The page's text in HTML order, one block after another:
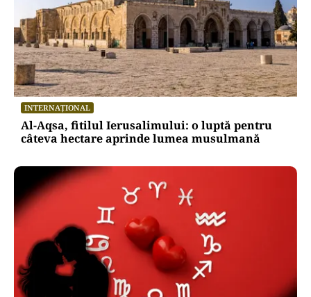
INTERNAȚIONAL
Al-Aqsa, fitilul Ierusalimului: o luptă pentru
câteva hectare aprinde lumea musulmană